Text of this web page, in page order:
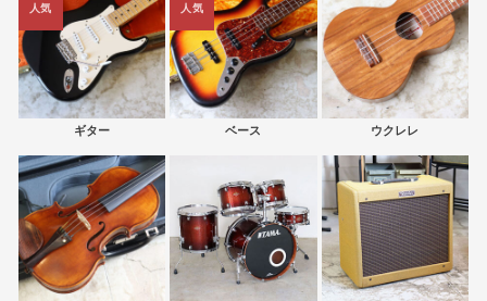
人気
ギター
人気
ベース ウクレレ